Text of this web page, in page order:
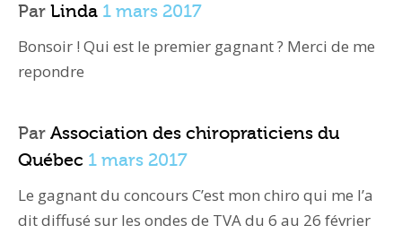
Par Linda 1 mars 2017
Bonsoir ! Qui est le premier gagnant ? Merci de me
repondre
Par Association des chiropraticiens du
Québec 1 mars 2017
Le gagnant du concours C’est mon chiro qui me l’a
dit diffusé sur les ondes de TVA du 6 au 26 février